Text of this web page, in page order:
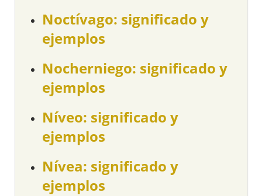
Noctívago: significado y
ejemplos
Nocherniego: significado y
ejemplos
Níveo: significado y
ejemplos
Nívea: significado y
ejemplos